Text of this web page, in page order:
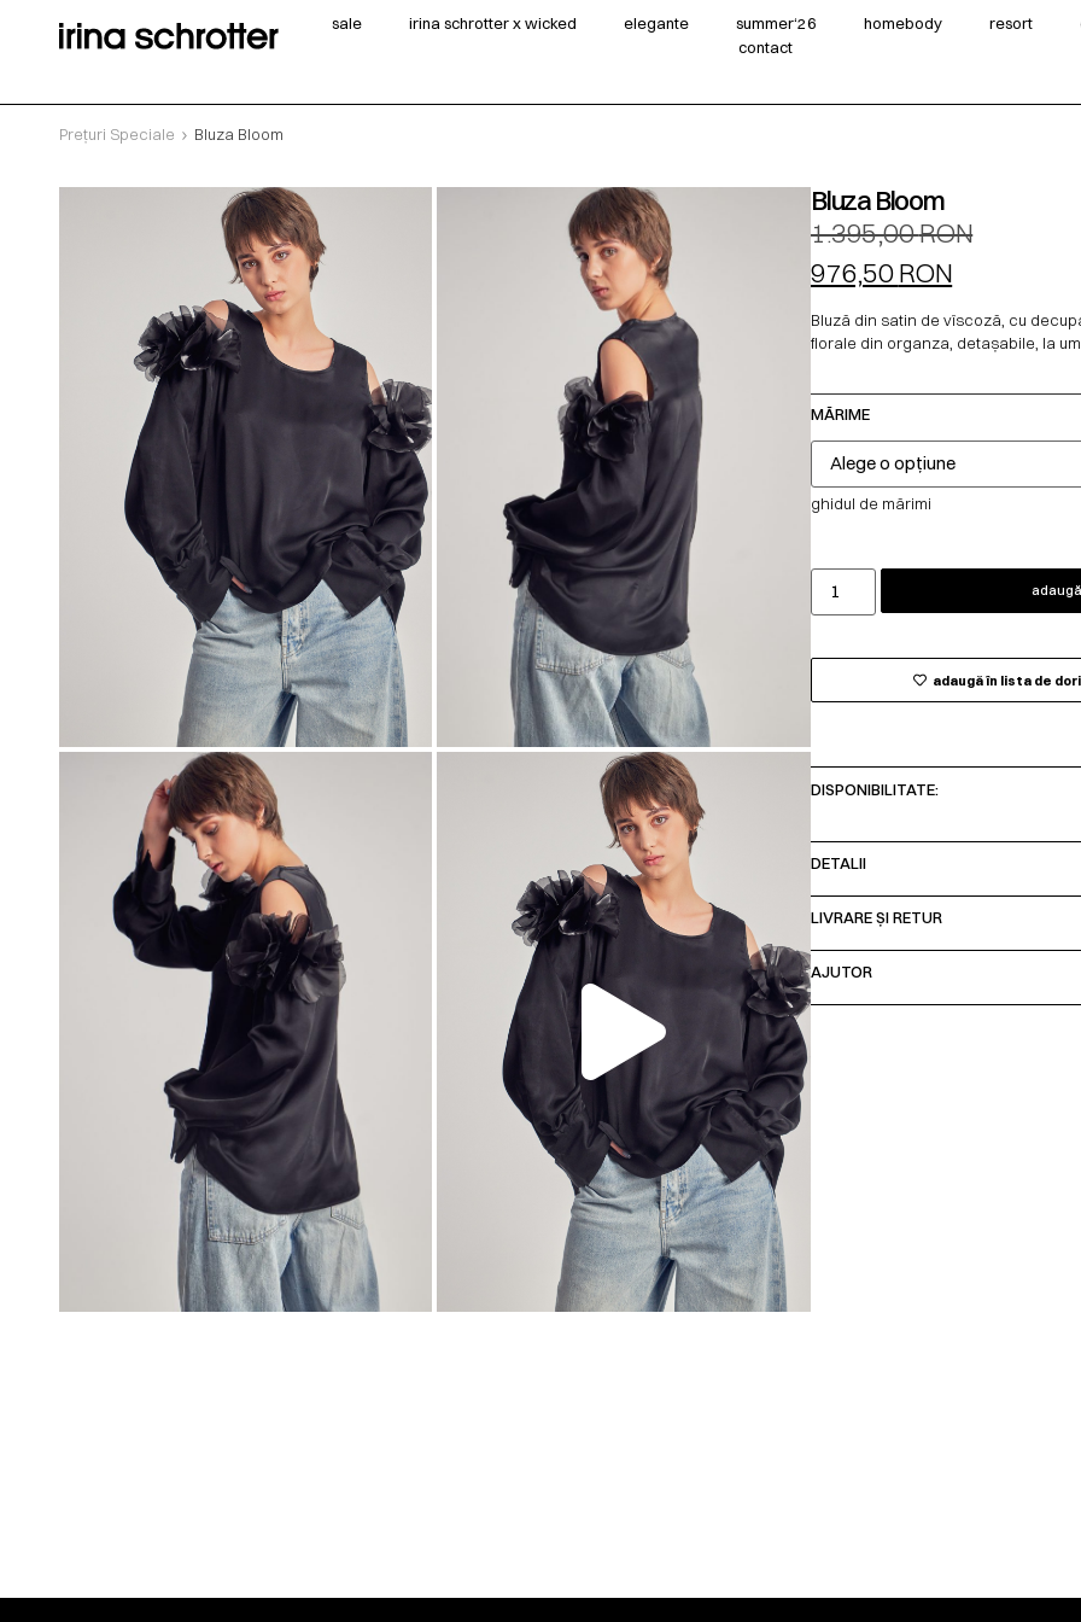
sale irina schrotter x wicked elegante summer‘26 homebody resort
contact
Prețuri Speciale Bluza Bloom
00:00 00:00
Bluza Bloom
1.395,00RON
976,50RON
Bluză din satin de vîscoză, cu
florale din organza, detașabile, la
MĂRIME
ghidul de mărimi
adaugă în lista de
DISPONIBILITATE:
DETALII
LIVRARE ȘI RETUR
AJUTOR